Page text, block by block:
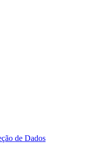
de Dados